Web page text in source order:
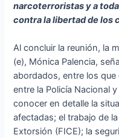
narcoterroristas y a
contra la libertad de los
Al concluir la reunión, la
(e), Mónica Palencia,
abordados, entre los
entre la Policía Nacional
conocer en detalle la
afectadas; el trabajo de
Extorsión (FICE); la